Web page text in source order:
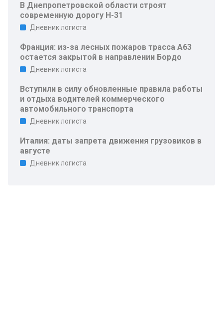
В Днепропетровской области строят
современную дорогу Н-31
Дневник логиста
Франция: из-за лесных пожаров трасса A63
остается закрытой в направлении Бордо
Дневник логиста
Вступили в силу обновленные правила работы
и отдыха водителей коммерческого
автомобильного транспорта
Дневник логиста
Италия: даты запрета движения грузовиков в
августе
Дневник логиста